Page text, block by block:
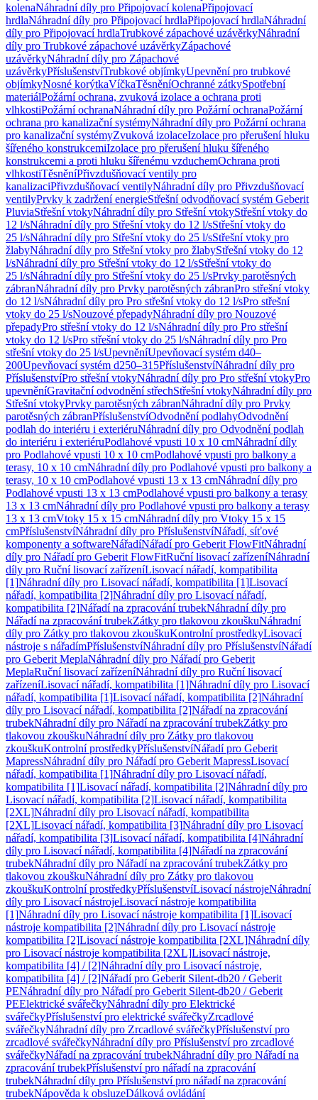
kolenaNáhradní díly pro Připojovací kolenaPřipojovací
hrdlaNáhradní díly pro Připojovací hrdlaPřipojovací hrdlaNáhradní
díly pro Připojovací hrdlaTrubkové zápachové uzávěrkyNáhradní
díly pro Trubkové zápachové uzávěrkyZápachové
uzávěrkyNáhradní díly pro Zápachové
uzávěrkyPříslušenstvíTrubkové objímkyUpevnění pro trubkové
objímkyNosné korýtkaVíčkaTěsněníOchranné zátkySpotřební
materiálPožární ochrana, zvuková izolace a ochrana proti
vlhkostiPožární ochranaNáhradní díly pro Požární ochranaPožární
ochrana pro kanalizační systémyNáhradní díly pro Požární ochrana
pro kanalizační systémyZvuková izolaceIzolace pro přerušení hluku
šířeného konstrukcemiIzolace pro přerušení hluku šířeného
konstrukcemi a proti hluku šířenému vzduchemOchrana proti
vlhkostiTěsněníPřivzdušňovací ventily pro
kanalizaciPřivzdušňovací ventilyNáhradní díly pro Přivzdušňovací
ventilyPrvky k zadržení energieStřešní odvodňovací systém Geberit
PluviaStřešní vtokyNáhradní díly pro Střešní vtokyStřešní vtoky do
12 l/sNáhradní díly pro Střešní vtoky do 12 l/sStřešní vtoky do
25 l/sNáhradní díly pro Střešní vtoky do 25 l/sStřešní vtoky pro
žlabyNáhradní díly pro Střešní vtoky pro žlabyStřešní vtoky do 12
l/sNáhradní díly pro Střešní vtoky do 12 l/sStřešní vtoky do
25 l/sNáhradní díly pro Střešní vtoky do 25 l/sPrvky parotěsných
zábranNáhradní díly pro Prvky parotěsných zábranPro střešní vtoky
do 12 l/sNáhradní díly pro Pro střešní vtoky do 12 l/sPro střešní
vtoky do 25 l/sNouzové přepadyNáhradní díly pro Nouzové
přepadyPro střešní vtoky do 12 l/sNáhradní díly pro Pro střešní
vtoky do 12 l/sPro střešní vtoky do 25 l/sNáhradní díly pro Pro
střešní vtoky do 25 l/sUpevněníUpevňovací systém d40–
200Upevňovací systém d250–315PříslušenstvíNáhradní díly pro
PříslušenstvíPro střešní vtokyNáhradní díly pro Pro střešní vtokyPro
upevněníGravitační odvodnění střechStřešní vtokyNáhradní díly pro
Střešní vtokyPrvky parotěsných zábranNáhradní díly pro Prvky
parotěsných zábranPříslušenstvíOdvodnění podlahyOdvodnění
podlah do interiéru i exteriéruNáhradní díly pro Odvodnění podlah
do interiéru i exteriéruPodlahové vpusti 10 x 10 cmNáhradní díly
pro Podlahové vpusti 10 x 10 cmPodlahové vpusti pro balkony a
terasy, 10 x 10 cmNáhradní díly pro Podlahové vpusti pro balkony a
terasy, 10 x 10 cmPodlahové vpusti 13 x 13 cmNáhradní díly pro
Podlahové vpusti 13 x 13 cmPodlahové vpusti pro balkony a terasy
13 x 13 cmNáhradní díly pro Podlahové vpusti pro balkony a terasy
13 x 13 cmVtoky 15 x 15 cmNáhradní díly pro Vtoky 15 x 15
cmPříslušenstvíNáhradní díly pro PříslušenstvíNářadí, síťové
komponenty a softwareNářadíNářadí pro Geberit FlowFitNáhradní
díly pro Nářadí pro Geberit FlowFitRuční lisovací zařízeníNáhradní
díly pro Ruční lisovací zařízeníLisovací nářadí, kompatibilita
[1]Náhradní díly pro Lisovací nářadí, kompatibilita [1]Lisovací
nářadí, kompatibilita [2]Náhradní díly pro Lisovací nářadí,
kompatibilita [2]Nářadí na zpracování trubekNáhradní díly pro
Nářadí na zpracování trubekZátky pro tlakovou zkouškuNáhradní
díly pro Zátky pro tlakovou zkouškuKontrolní prostředkyLisovací
nástroje s nářadímPříslušenstvíNáhradní díly pro PříslušenstvíNářadí
pro Geberit MeplaNáhradní díly pro Nářadí pro Geberit
MeplaRuční lisovací zařízeníNáhradní díly pro Ruční lisovací
zařízeníLisovací nářadí, kompatibilita [1]Náhradní díly pro Lisovací
nářadí, kompatibilita [1]Lisovací nářadí, kompatibilita [2]Náhradní
díly pro Lisovací nářadí, kompatibilita [2]Nářadí na zpracování
trubekNáhradní díly pro Nářadí na zpracování trubekZátky pro
tlakovou zkouškuNáhradní díly pro Zátky pro tlakovou
zkouškuKontrolní prostředkyPříslušenstvíNářadí pro Geberit
MapressNáhradní díly pro Nářadí pro Geberit MapressLisovací
nářadí, kompatibilita [1]Náhradní díly pro Lisovací nářadí,
kompatibilita [1]Lisovací nářadí, kompatibilita [2]Náhradní díly pro
Lisovací nářadí, kompatibilita [2]Lisovací nářadí, kompatibilita
[2XL]Náhradní díly pro Lisovací nářadí, kompatibilita
[2XL]Lisovací nářadí, kompatibilita [3]Náhradní díly pro Lisovací
nářadí, kompatibilita [3]Lisovací nářadí, kompatibilita [4]Náhradní
díly pro Lisovací nářadí, kompatibilita [4]Nářadí na zpracování
trubekNáhradní díly pro Nářadí na zpracování trubekZátky pro
tlakovou zkouškuNáhradní díly pro Zátky pro tlakovou
zkouškuKontrolní prostředkyPříslušenstvíLisovací nástrojeNáhradní
díly pro Lisovací nástrojeLisovací nástroje kompatibilita
[1]Náhradní díly pro Lisovací nástroje kompatibilita [1]Lisovací
nástroje kompatibilita [2]Náhradní díly pro Lisovací nástroje
kompatibilita [2]Lisovací nástroje kompatibilita [2XL]Náhradní díly
pro Lisovací nástroje kompatibilita [2XL]Lisovací nástroje,
kompatibilita [4] / [2]Náhradní díly pro Lisovací nástroje,
kompatibilita [4] / [2]Nářadí pro Geberit Silent-db20 / Geberit
PENáhradní díly pro Nářadí pro Geberit Silent-db20 / Geberit
PEElektrické svářečkyNáhradní díly pro Elektrické
svářečkyPříslušenství pro elektrické svářečkyZrcadlové
svářečkyNáhradní díly pro Zrcadlové svářečkyPříslušenství pro
zrcadlové svářečkyNáhradní díly pro Příslušenství pro zrcadlové
svářečkyNářadí na zpracování trubekNáhradní díly pro Nářadí na
zpracování trubekPříslušenství pro nářadí na zpracování
trubekNáhradní díly pro Příslušenství pro nářadí na zpracování
trubekNápověda k obsluzeDálková ovládání